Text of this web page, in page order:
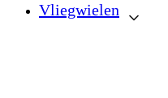
Vliegwielen